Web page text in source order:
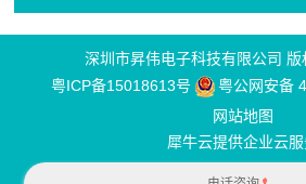
深圳市昇伟电子科技有限公司
粤ICP备15018613号
粤公网安备
网站地图
犀牛云提供企业云